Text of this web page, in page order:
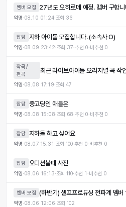
멤버 모집 27년도 오히로메 예정. 맴버 구합
익명·08.10 01:24·조회 36
잡담 지하 아이돌 모집합니다. (소속사 O)
익명·08.09 23:42·조회 37·추천 0·비추천 0
작곡/
편곡
익명·08.08 17:19·조회47
잡담 중고딩인 애들은
익명·08.08 15:08·조회 68·추천 0·비추천 0
잡담 지하돌 하고 싶어요
익명·08.07 15:31 ·조회100·추천 0·비추천 0
잡담 오디션볼때 사진
익명·08.06 16:13·조회110·추천 1 ·비추천 0
멤버 모집 (하반기) 셀프프로듀싱 전파계 멤버
익명·08.06 12:06·조회102